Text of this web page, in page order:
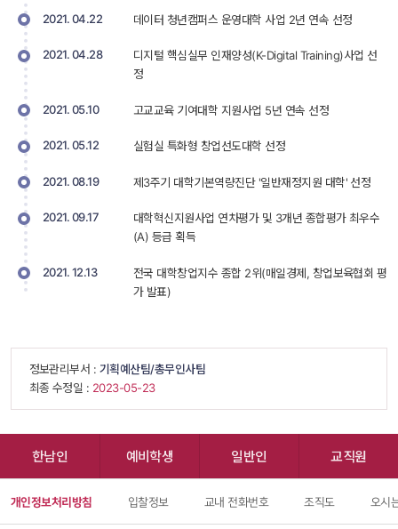
2021. 04.22 데이터 청년캠퍼스 운영대학 사업 2년 연속 선정
2021. 04.28
디지털 핵심실무 인재양성(K-Digital Training)사업 선
정
2021. 05.10 고교교육 기여대학 지원사업 5년 연속 선정
2021. 05.12 실험실 특화형 창업선도대학 선정
2021. 08.19 제3주기 대학기본역량진단 '일반재정지원 대학' 선정
2021. 09.17
대학혁신지원사업 연차평가 및 3개년 종합평가 최우수
(A) 등급 획득
2021. 12.13
전국 대학창업지수 종합 2위(매일경제, 창업보육협회 평
가 발표)
정보관리부서 : 기획예산팀/총무인사팀
최종 수정일 : 2023-05-23
한남인 예비학생 일반인 교직원
개인정보처리방침 입찰정보 교내 전화번호 조직도 오시